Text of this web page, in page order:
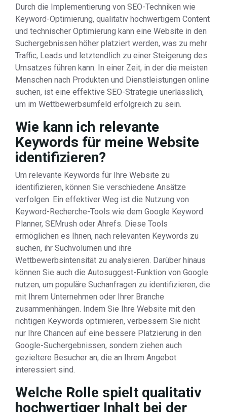
Durch die Implementierung von SEO-Techniken wie
Keyword-Optimierung, qualitativ hochwertigem Content
und technischer Optimierung kann eine Website in den
Suchergebnissen höher platziert werden, was zu mehr
Traffic, Leads und letztendlich zu einer Steigerung des
Umsatzes führen kann. In einer Zeit, in der die meisten
Menschen nach Produkten und Dienstleistungen online
suchen, ist eine effektive SEO-Strategie unerlässlich,
um im Wettbewerbsumfeld erfolgreich zu sein.
Wie kann ich relevante
Keywords für meine Website
identifizieren?
Um relevante Keywords für Ihre Website zu
identifizieren, können Sie verschiedene Ansätze
verfolgen. Ein effektiver Weg ist die Nutzung von
Keyword-Recherche-Tools wie dem Google Keyword
Planner, SEMrush oder Ahrefs. Diese Tools
ermöglichen es Ihnen, nach relevanten Keywords zu
suchen, ihr Suchvolumen und ihre
Wettbewerbsintensität zu analysieren. Darüber hinaus
können Sie auch die Autosuggest-Funktion von Google
nutzen, um populäre Suchanfragen zu identifizieren, die
mit Ihrem Unternehmen oder Ihrer Branche
zusammenhängen. Indem Sie Ihre Website mit den
richtigen Keywords optimieren, verbessern Sie nicht
nur Ihre Chancen auf eine bessere Platzierung in den
Google-Suchergebnissen, sondern ziehen auch
gezieltere Besucher an, die an Ihrem Angebot
interessiert sind.
Welche Rolle spielt qualitativ
hochwertiger Inhalt bei der